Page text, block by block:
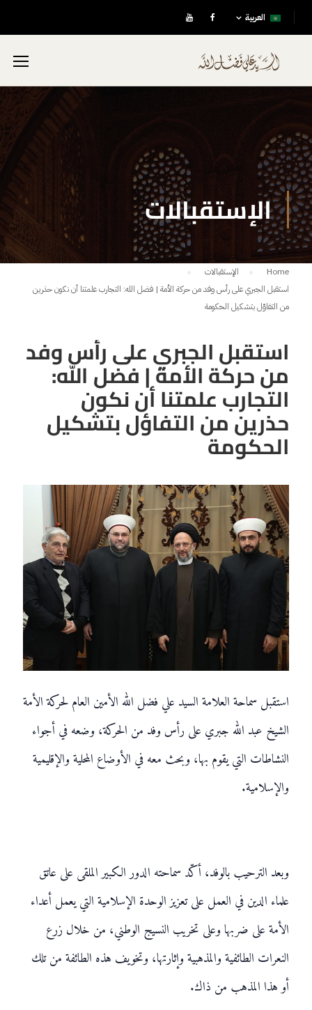
العربية
الإستقبالات
Home
الإستقبالات
استقبل الجبري على رأس وفد من حركة الأمة | فضل الله: التجارب علمتنا أن نكون حذرين
من التفاؤل بتشكيل الحكومة
استقبل الجبري على رأس وفد
من حركة الأمة | فضل الله:
التجارب علمتنا أن نكون
حذرين من التفاؤل بتشكيل
الحكومة
استقبل سماحة العلامة السيد علي فضل الله الأمين العام لحركة الأمة
الشيخ عبد الله جبري على رأس وفد من الحركة، وضعه في أجواء
النشاطات التي يقوم بها، وبحث معه في الأوضاع المحلية والإقليمية
والإسلامية.
وبعد الترحيب بالوفد، أكّد سماحته الدور الكبير الملقى على عاتق
علماء الدين في العمل على تعزيز الوحدة الإسلامية التي يعمل أعداء
الأمة على ضربها وعلى تخريب النسيج الوطني، من خلال زرع
النعرات الطائفية والمذهبية وإثارتها، وتخويف هذه الطائفة من تلك
أو هذا المذهب من ذاك.